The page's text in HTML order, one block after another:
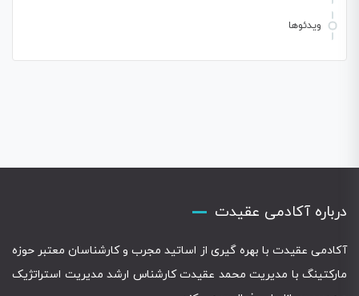
ویدئوها
درباره آکادمی عقیدت
آکادمی عقیدت با بهره گیری از اساتید مجرب و کارشناسان معتبر حوزه
مارکتینگ با مدیریت محمد عقیدت کارشناس ارشد مدیریت استراتژیک